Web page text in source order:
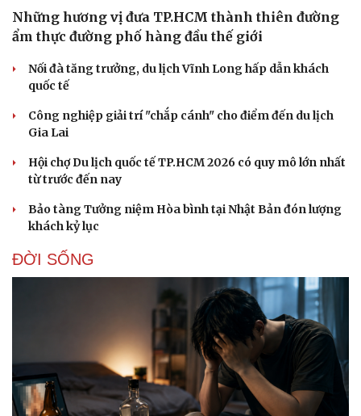
Những hương vị đưa TP.HCM thành thiên đường
ẩm thực đường phố hàng đầu thế giới
Nối đà tăng trưởng, du lịch Vĩnh Long hấp dẫn khách
quốc tế
Công nghiệp giải trí "chắp cánh" cho điểm đến du lịch
Gia Lai
Hội chợ Du lịch quốc tế TP.HCM 2026 có quy mô lớn nhất
từ trước đến nay
Bảo tàng Tưởng niệm Hòa bình tại Nhật Bản đón lượng
khách kỷ lục
ĐỜI SỐNG